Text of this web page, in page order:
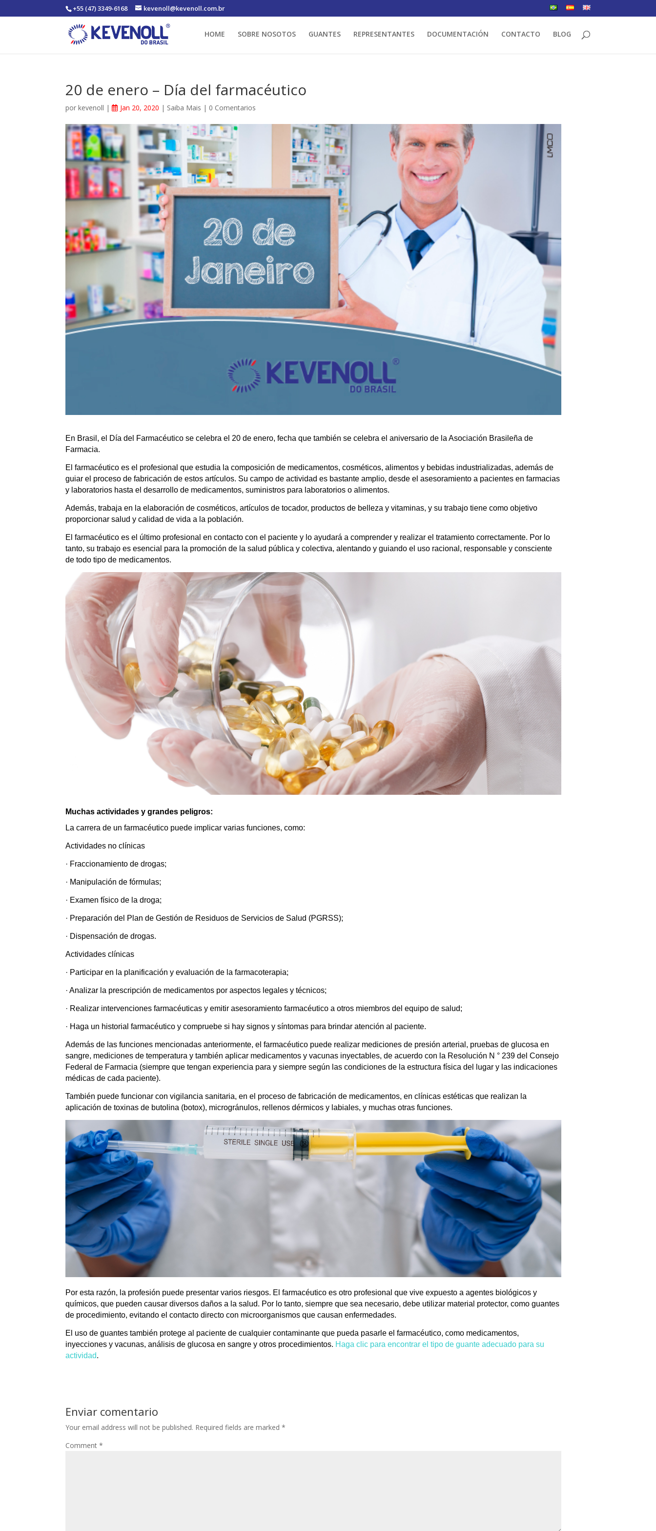
+55 (47) 3349-6168 kevenoll@kevenoll.com.br
HOME SOBRE NOSOTOS GUANTES REPRESENTANTES DOCUMENTACIÓN CONTACTO BLOG
20 de enero – Día del farmacéutico
porkevenoll | Jan 20, 2020 | Saiba Mais | 0 Comentarios
En Brasil, el Día del Farmacéutico se celebra el 20 de enero, fecha que también se celebra el aniversario de la Asociación Brasileña de
Farmacia.
El farmacéutico es el profesional que estudia la composición de medicamentos, cosméticos, alimentos y bebidas industrializadas, además de
guiar el proceso de fabricación de estos artículos. Su campo de actividad es bastante amplio, desde el asesoramiento a pacientes en farmacias
y laboratorios hasta el desarrollo de medicamentos, suministros para laboratorios o alimentos.
Además, trabaja en la elaboración de cosméticos, artículos de tocador, productos de belleza y vitaminas, y su trabajo tiene como objetivo
proporcionar salud y calidad de vida a la población.
El farmacéutico es el último profesional en contacto con el paciente y lo ayudará a comprender y realizar el tratamiento correctamente. Por lo
tanto, su trabajo es esencial para la promoción de la salud pública y colectiva, alentando y guiando el uso racional, responsable y consciente
de todo tipo de medicamentos.
Muchas actividades y grandes peligros:
La carrera de un farmacéutico puede implicar varias funciones, como:
Actividades no clínicas
· Fraccionamiento de drogas;
· Manipulación de fórmulas;
· Examen físico de la droga;
· Preparación del Plan de Gestión de Residuos de Servicios de Salud (PGRSS);
· Dispensación de drogas.
Actividades clínicas
· Participar en la planificación y evaluación de la farmacoterapia;
· Analizar la prescripción de medicamentos por aspectos legales y técnicos;
· Realizar intervenciones farmacéuticas y emitir asesoramiento farmacéutico a otros miembros del equipo de salud;
· Haga un historial farmacéutico y compruebe si hay signos y síntomas para brindar atención al paciente.
Además de las funciones mencionadas anteriormente, el farmacéutico puede realizar mediciones de presión arterial, pruebas de glucosa en
sangre, mediciones de temperatura y también aplicar medicamentos y vacunas inyectables, de acuerdo con la Resolución N ° 239 del Consejo
Federal de Farmacia (siempre que tengan experiencia para y siempre según las condiciones de la estructura física del lugar y las indicaciones
médicas de cada paciente).
También puede funcionar con vigilancia sanitaria, en el proceso de fabricación de medicamentos, en clínicas estéticas que realizan la
aplicación de toxinas de butolina (botox), microgránulos, rellenos dérmicos y labiales, y muchas otras funciones.
Por esta razón, la profesión puede presentar varios riesgos. El farmacéutico es otro profesional que vive expuesto a agentes biológicos y
químicos, que pueden causar diversos daños a la salud. Por lo tanto, siempre que sea necesario, debe utilizar material protector, como guantes
de procedimiento, evitando el contacto directo con microorganismos que causan enfermedades.
El uso de guantes también protege al paciente de cualquier contaminante que pueda pasarle el farmacéutico, como medicamentos,
inyecciones y vacunas, análisis de glucosa en sangre y otros procedimientos. Haga clic para encontrar el tipo de guante adecuado para su
actividad.
Enviar comentario
Your email address will not be published. Required fields are marked*
Comment*